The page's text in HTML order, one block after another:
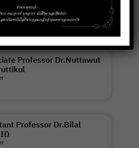
Professor Dr.Nuttawut
Professor Dr.Bilal